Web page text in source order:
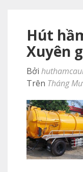
Hút
Xuyên
Bởi
Trên Tháng